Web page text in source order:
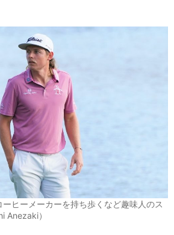
ヒーメーカーを持ち歩くなど趣味人のス
Anezaki）